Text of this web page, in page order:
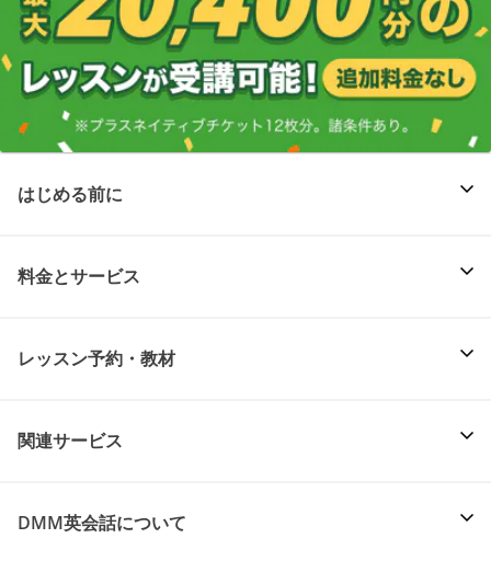
はじめる前に
料金とサービス
レッスン予約・教材
関連サービス
DMM英会話について